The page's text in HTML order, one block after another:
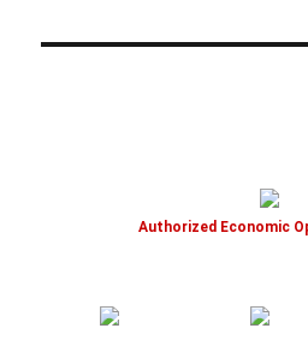
Authorized Economic